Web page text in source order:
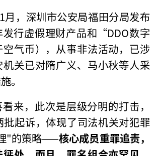
月，深圳市公安局福田分局发布
行虚假理财产品和“DDO数字
气币），从事非法活动，已涉
关已对隋广义、马小秋等人采
。
来，此次是层级分明的打击，
批起诉，体现了司法机关对犯罪
"的策略——核心成员重罪追责，